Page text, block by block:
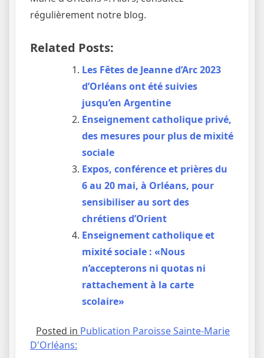
régulièrement notre blog.
Related Posts:
Les Fêtes de Jeanne d’Arc 2023
d’Orléans ont été suivies
jusqu’en Argentine
Enseignement catholique privé,
des mesures pour plus de mixité
sociale
Expos, conférence et prières du
6 au 20 mai, à Orléans, pour
sensibiliser au sort des
chrétiens d’Orient
Enseignement catholique et
mixité sociale : «Nous
n’accepterons ni quotas ni
rattachement à la carte
scolaire»
Posted in Publication Paroisse Sainte-Marie
D'Orléans: